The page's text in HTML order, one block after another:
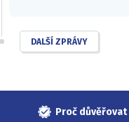
DALŠÍ ZPRÁVY
Proč